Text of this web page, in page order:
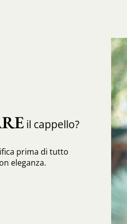
il cappello?
prima di tutto
eleganza.